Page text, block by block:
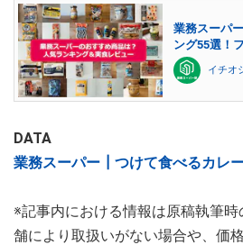
業務スーパ
ング55選！
イチオ
DATA
業務スーパー┃つけて食べるカレ
※記事内における情報は原稿執筆
舗により取扱いがない場合や、価